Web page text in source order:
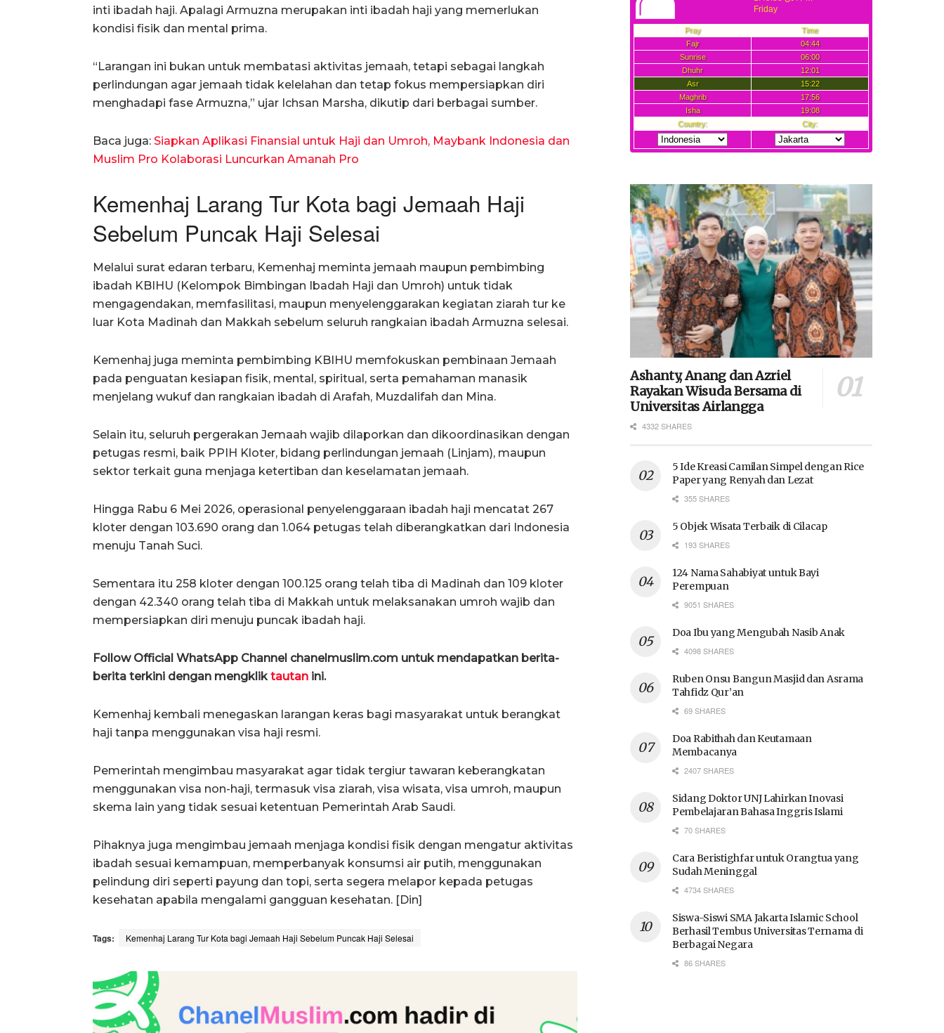
inti ibadah haji. Apalagi Armuzna merupakan inti ibadah haji yang memerlukan
kondisi fisik dan mental prima.
“Larangan ini bukan untuk membatasi aktivitas jemaah, tetapi sebagai langkah
perlindungan agar jemaah tidak kelelahan dan tetap fokus mempersiapkan diri
menghadapi fase Armuzna,” ujar Ichsan Marsha, dikutip dari berbagai sumber.
Baca juga: Siapkan Aplikasi Finansial untuk Haji dan Umroh, Maybank Indonesia dan
Muslim Pro Kolaborasi Luncurkan Amanah Pro
Kemenhaj Larang Tur Kota bagi Jemaah Haji
Sebelum Puncak Haji Selesai
Melalui surat edaran terbaru, Kemenhaj meminta jemaah maupun pembimbing
ibadah KBIHU (Kelompok Bimbingan Ibadah Haji dan Umroh) untuk tidak
mengagendakan, memfasilitasi, maupun menyelenggarakan kegiatan ziarah tur ke
luar Kota Madinah dan Makkah sebelum seluruh rangkaian ibadah Armuzna selesai.
Kemenhaj juga meminta pembimbing KBIHU memfokuskan pembinaan Jemaah
pada penguatan kesiapan fisik, mental, spiritual, serta pemahaman manasik
menjelang wukuf dan rangkaian ibadah di Arafah, Muzdalifah dan Mina.
Selain itu, seluruh pergerakan Jemaah wajib dilaporkan dan dikoordinasikan dengan
petugas resmi, baik PPIH Kloter, bidang perlindungan jemaah (Linjam), maupun
sektor terkait guna menjaga ketertiban dan keselamatan jemaah.
Hingga Rabu 6 Mei 2026, operasional penyelenggaraan ibadah haji mencatat 267
kloter dengan 103.690 orang dan 1.064 petugas telah diberangkatkan dari Indonesia
menuju Tanah Suci.
Sementara itu 258 kloter dengan 100.125 orang telah tiba di Madinah dan 109 kloter
dengan 42.340 orang telah tiba di Makkah untuk melaksanakan umroh wajib dan
mempersiapkan diri menuju puncak ibadah haji.
Follow Official WhatsApp Channel chanelmuslim.com untuk mendapatkan berita-
berita terkini dengan mengkliktautan ini.
Kemenhaj kembali menegaskan larangan keras bagi masyarakat untuk berangkat
haji tanpa menggunakan visa haji resmi.
Pemerintah mengimbau masyarakat agar tidak tergiur tawaran keberangkatan
menggunakan visa non-haji, termasuk visa ziarah, visa wisata, visa umroh, maupun
skema lain yang tidak sesuai ketentuan Pemerintah Arab Saudi.
Pihaknya juga mengimbau jemaah menjaga kondisi fisik dengan mengatur aktivitas
ibadah sesuai kemampuan, memperbanyak konsumsi air putih, menggunakan
pelindung diri seperti payung dan topi, serta segera melapor kepada petugas
kesehatan apabila mengalami gangguan kesehatan. [Din]
Tags: Kemenhaj Larang Tur Kota bagi Jemaah Haji Sebelum Puncak Haji Selesai
Ashanty, Anang dan Azriel
Rayakan Wisuda Bersama di
Universitas Airlangga
4332 SHARES
5 Ide Kreasi Camilan Simpel dengan Rice
Paper yang Renyah dan Lezat
355 SHARES
5 Objek Wisata Terbaik di Cilacap
193 SHARES
124 Nama Sahabiyat untuk Bayi
Perempuan
9051 SHARES
Doa Ibu yang Mengubah Nasib Anak
4098 SHARES
Ruben Onsu Bangun Masjid dan Asrama
Tahfidz Qur’an
69 SHARES
Doa Rabithah dan Keutamaan
Membacanya
2407 SHARES
Sidang Doktor UNJ Lahirkan Inovasi
Pembelajaran Bahasa Inggris Islami
70 SHARES
Cara Beristighfar untuk Orangtua yang
Sudah Meninggal
4734 SHARES
Siswa-Siswi SMA Jakarta Islamic School
Berhasil Tembus Universitas Ternama di
Berbagai Negara
86 SHARES